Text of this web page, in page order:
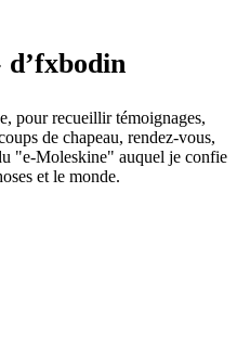
d’fxbodin
pour recueillir témoignages,
de chapeau, rendez-vous,
"e-Moleskine" auquel je confie
et le monde.